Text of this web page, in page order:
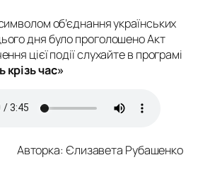
об’єднання українських
дня було проголошено Акт
цієї події слухайте в програмі
крізь час»
Авторка: Єлизавета Рубашенко